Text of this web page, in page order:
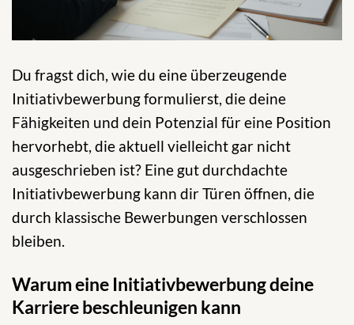
Du fragst dich, wie du eine überzeugende
Initiativbewerbung formulierst, die deine
Fähigkeiten und dein Potenzial für eine Position
hervorhebt, die aktuell vielleicht gar nicht
ausgeschrieben ist? Eine gut durchdachte
Initiativbewerbung kann dir Türen öffnen, die
durch klassische Bewerbungen verschlossen
bleiben.
Warum eine Initiativbewerbung deine
Karriere beschleunigen kann